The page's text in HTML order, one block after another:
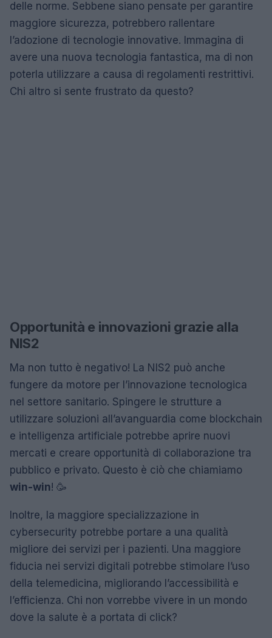
delle norme. Sebbene siano pensate per garantire
maggiore sicurezza, potrebbero rallentare
l’adozione di tecnologie innovative. Immagina di
avere una nuova tecnologia fantastica, ma di non
poterla utilizzare a causa di regolamenti restrittivi.
Chi altro si sente frustrato da questo?
Opportunità e innovazioni grazie alla
NIS2
Ma non tutto è negativo! La NIS2 può anche
fungere da motore per l’innovazione tecnologica
nel settore sanitario. Spingere le strutture a
utilizzare soluzioni all’avanguardia come blockchain
e intelligenza artificiale potrebbe aprire nuovi
mercati e creare opportunità di collaborazione tra
pubblico e privato. Questo è ciò che chiamiamo
win-win! 🥳
Inoltre, la maggiore specializzazione in
cybersecurity potrebbe portare a una qualità
migliore dei servizi per i pazienti. Una maggiore
fiducia nei servizi digitali potrebbe stimolare l’uso
della telemedicina, migliorando l’accessibilità e
l’efficienza. Chi non vorrebbe vivere in un mondo
dove la salute è a portata di click?